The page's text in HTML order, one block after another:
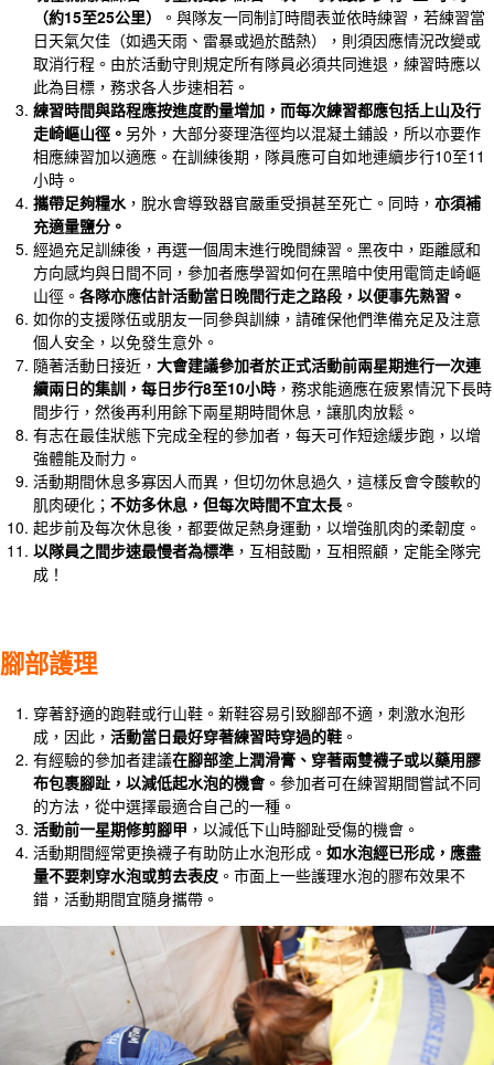
（約15至25公里）
。與隊友一同制訂時間表並依時練習，若練習當
日天氣欠佳（如遇天雨、雷暴或過於酷熱），則須因應情況改變或
取消行程。由於活動守則規定所有隊員必須共同進退，練習時應以
此為目標，務求各人步速相若。
練習時間與路程應按進度酌量增加，而每次練習都應包括上山及行
走崎嶇山徑。 另外，大部分麥理浩徑均以混凝土鋪設，所以亦要作
相應練習加以適應。在訓練後期，隊員應可自如地連續步行10至11
小時。
攜帶足夠糧水 ，脫水會導致器官嚴重受損甚至死亡。同時， 亦須補
充適量鹽分。
經過充足訓練後，再選一個周末進行晚間練習。黑夜中，距離感和
方向感均與日間不同，參加者應學習如何在黑暗中使用電筒走崎嶇
山徑。 各隊亦應估計活動當日晚間行走之路段，以便事先熟習。
如你的支援隊伍或朋友一同參與訓練，請確保他們準備充足及注意
個人安全，以免發生意外。
隨著活動日接近， 大會建議參加者於正式活動前兩星期進行一次連
續兩日的集訓，每日步行8至10小時 ，務求能適應在疲累情況下長時
間步行，然後再利用餘下兩星期時間休息，讓肌肉放鬆。
有志在最佳狀態下完成全程的參加者，每天可作短途緩步跑，以增
強體能及耐力。
活動期間休息多寡因人而異，但切勿休息過久，這樣反會令酸軟的
肌肉硬化； 不妨多休息，但每次時間不宜太長 。
起步前及每次休息後，都要做足熱身運動，以增強肌肉的柔韌度。
以隊員之間步速最慢者為標準 ，互相鼓勵，互相照顧，定能全隊完
成！
腳部護理
穿著舒適的跑鞋或行山鞋。新鞋容易引致腳部不適，刺激水泡形
成，因此， 活動當日最好穿著練習時穿過的鞋 。
有經驗的參加者建議在腳部塗上潤滑膏、穿著兩雙襪子或以藥用膠
布包裹腳趾，以減低起水泡的機會。參加者可在練習期間嘗試不同
的方法，從中選擇最適合自己的一種。
活動前一星期修剪腳甲 ，以減低下山時腳趾受傷的機會。
活動期間經常更換襪子有助防止水泡形成。 如水泡經已形成，應盡
量不要刺穿水泡或剪去表皮 。市面上一些護理水泡的膠布效果不
錯，活動期間宜隨身攜帶。